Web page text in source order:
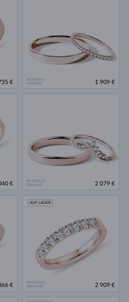
€
ROSÉGOLD
DIAMANT
1 909 €
€
ROSÉGOLD
DIAMANT
2 079 €
€
ROSÉGOLD
DIAMANT
AUF LAGER
2 909 €